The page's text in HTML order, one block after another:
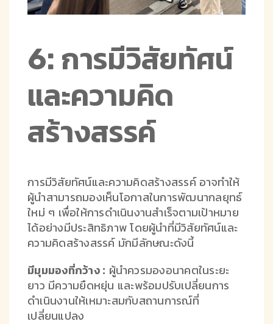
6: การมีวิสัยทัศน์
และความคิด
สร้างสรรค์
การมีวิสัยทัศน์และความคิดสร้างสรรค์ อาจทำให้
ผู้นำสามารถมองเห็นโอกาสในการพัฒนากลยุทธ์
ใหม่ ๆ เพื่อให้การดำเนินงานสำเร็จตามเป้าหมาย
ได้อย่างมีประสิทธิภาพ โดยผู้นำที่มีวิสัยทัศน์และ
ความคิดสร้างสรรค์ มักมีลักษณะดังนี้
มีมุมมองที่กว้าง : ผู้นำควรมองอนาคตในระยะ
ยาว มีความยืดหยุ่น และพร้อมปรับเปลี่ยนการ
ดำเนินงานให้เหมาะสมกับสถานการณ์ที่
เปลี่ยนแปลง